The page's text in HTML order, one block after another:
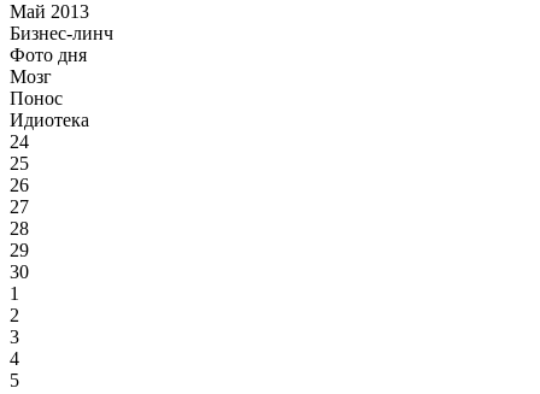
Май 2013
Бизнес-линч
Фото дня
Мозг
Понос
Идиотека
24
25
26
27
28
29
30
1
2
3
4
5